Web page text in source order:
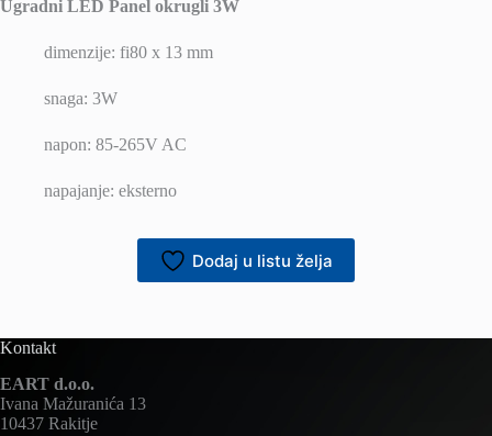
Ugradni LED Panel okrugli 3W
dimenzije: fi80 x 13 mm
snaga: 3W
napon: 85-265V AC
napajanje: eksterno
Dodaj u listu želja
Kontakt
EART d.o.o.
Ivana Mažuranića 13
10437 Rakitje